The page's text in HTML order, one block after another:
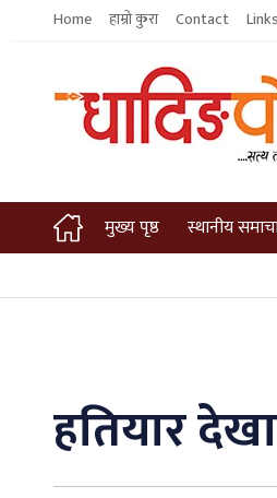
Home हाम्रो कुरा Contact Links
मुख्य पृष्ठ स्थानीय
हतियार